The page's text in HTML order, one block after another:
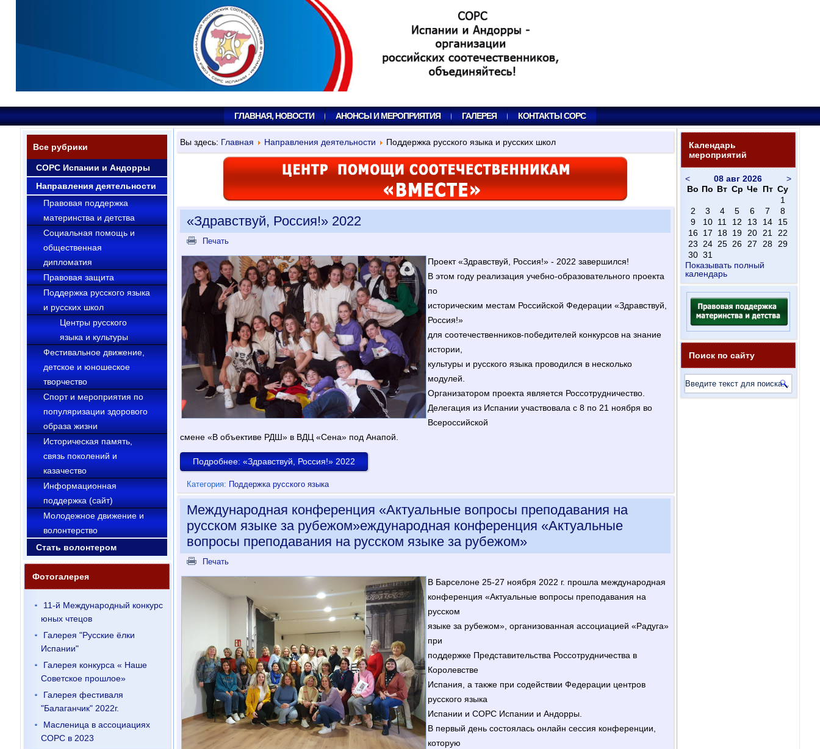
ГЛАВНАЯ, НОВОСТИ АНОНСЫ И МЕРОПРИЯТИЯ ГАЛЕРЕЯ КОНТАКТЫ СОРС
Все рубрики
СОРС Испании и Андорры
Направления деятельности
Правовая поддержка
материнства и детства
Социальная помощь и
общественная
дипломатия
Правовая защита
Поддержка русского языка
и русских школ
Центры русского
языка и культуры
Фестивальное движение,
детское и юношеское
творчество
Cпорт и мероприятия по
популяризации здорового
образа жизни
Историческая память,
связь поколений и
казачество
Информационная
поддержка (сайт)
Молодежное движение и
волонтерство
Стать волонтером
Фотогалерея
11-й Международный конкурс
юных чтецов
Галерея "Русские ёлки
Испании"
Галерея конкурса « Наше
Советское прошлое»
Галерея фестиваля
"Балаганчик" 2022г.
Масленица в ассоциациях
СОРС в 2023
Вы здесь: Главная Направления деятельности Поддержка русского языка и русских школ
«Здравствуй, Россия!» 2022
Печать
Проект «Здравствуй, Россия!» - 2022 завершился!
В этом году реализация учебно-образовательного проекта
по
историческим местам Российской Федерации «Здравствуй,
Россия!»
для соотечественников-победителей конкурсов на знание
истории,
культуры и русского языка проводился в несколько
модулей.
Организатором проекта является Россотрудничество.
Делегация из Испании участвовала с 8 по 21 ноября во
Всероссийской
смене «В объективе РДШ» в ВДЦ «Сена» под Анапой.
Подробнее: «Здравствуй, Россия!» 2022
Категория: Поддержка русского языка
Международная конференция «Актуальные вопросы преподавания на
русском языке за рубежом»еждународная конференция «Актуальные
вопросы преподавания на русском языке за рубежом»
Печать
В Барселоне 25-27 ноября 2022 г. прошла международная
конференция «Актуальные вопросы преподавания на
русском
языке за рубежом», организованная ассоциацией «Радуга»
при
поддержке Представительства Россотрудничества в
Королевстве
Испания, а также при содействии Федерации центров
русского языка
Испании и СОРС Испании и Андорры.
В первый день состоялась онлайн сессия конференции,
которую
Календарь
мероприятий
< >
08 авг 2026
Во По Вт Ср Че Пт Су
1
2
3 4 5 6 7
8
9
10 11 12 13 14
15
16 17 18 19 20 21
22
23
24 25 26 27 28
29
30 31
Показывать полный
календарь
Поиск по сайту